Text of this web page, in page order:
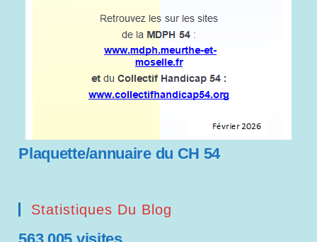
Plaquette/annuaire du CH 54
Statistiques Du Blog